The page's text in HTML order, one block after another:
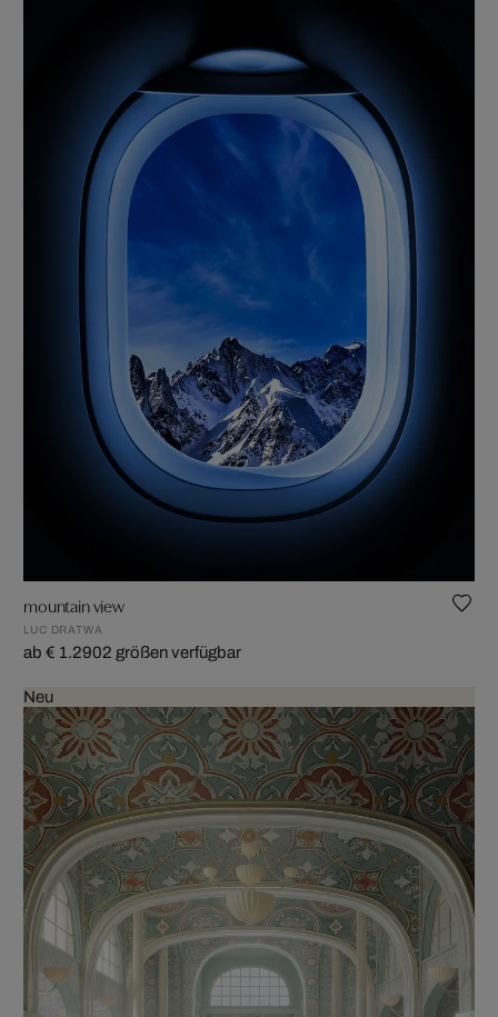
mountain view
LUC DRATWA
ab € 1.2902 größen verfügbar
Neu